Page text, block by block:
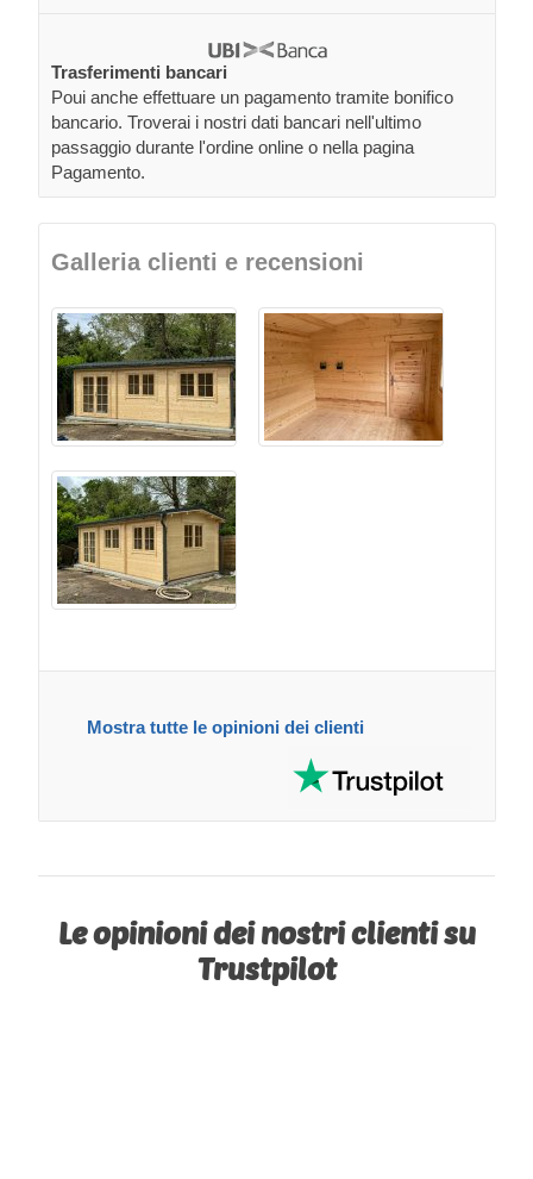
Trasferimenti bancari
Poui anche effettuare un pagamento tramite bonifico
bancario. Troverai i nostri dati bancari nell'ultimo
passaggio durante l'ordine online o nella pagina
Pagamento.
Galleria clienti e recensioni
Mostra tutte le opinioni dei clienti
Le opinioni dei nostri clienti su
Trustpilot